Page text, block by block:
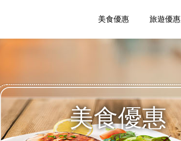
美食優惠 旅遊優惠
美食優惠